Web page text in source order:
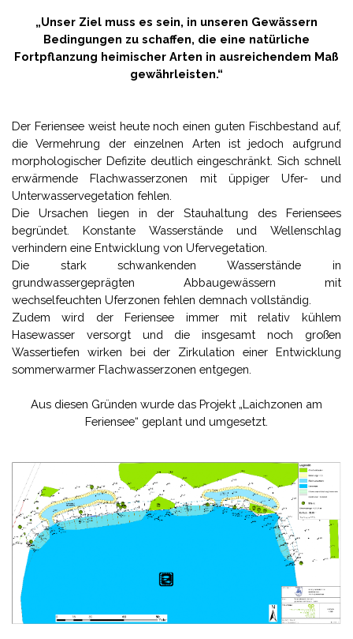
„Unser Ziel muss es sein, in unseren Gewässern
Bedingungen zu schaffen, die eine natürliche
Fortpflanzung heimischer Arten in ausreichendem Maß
gewährleisten.“
Der Feriensee weist heute noch einen guten Fischbestand auf,
die Vermehrung der einzelnen Arten ist jedoch aufgrund
morphologischer Defizite deutlich eingeschränkt. Sich schnell
erwärmende Flachwasserzonen mit üppiger Ufer- und
Unterwasservegetation fehlen.
Die Ursachen liegen in der Stauhaltung des Feriensees
begründet. Konstante Wasserstände und Wellenschlag
verhindern eine Entwicklung von Ufervegetation.
Die stark schwankenden Wasserstände in
grundwassergeprägten Abbaugewässern mit
wechselfeuchten Uferzonen fehlen demnach vollständig.
Zudem wird der Feriensee immer mit relativ kühlem
Hasewasser versorgt und die insgesamt noch großen
Wassertiefen wirken bei der Zirkulation einer Entwicklung
sommerwarmer Flachwasserzonen entgegen.
Aus diesen Gründen wurde das Projekt „Laichzonen am
Feriensee“ geplant und umgesetzt.